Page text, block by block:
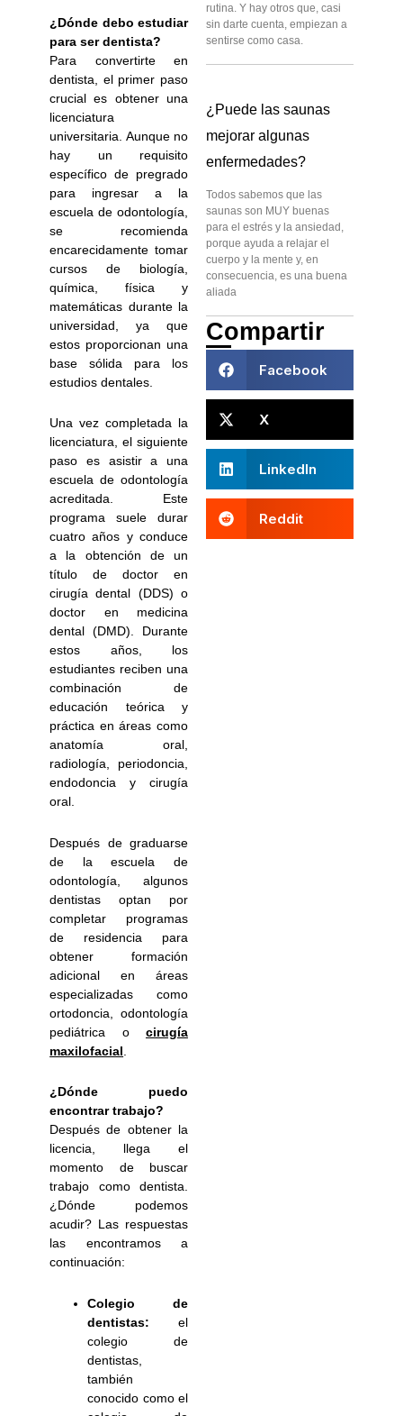
¿Dónde debo estudiar
para ser dentista?
Para convertirte en
dentista, el primer paso
crucial es obtener una
licenciatura
universitaria. Aunque no
hay un requisito
específico de pregrado
para ingresar a la
escuela de odontología,
se recomienda
encarecidamente tomar
cursos de biología,
química, física y
matemáticas durante la
universidad, ya que
estos proporcionan una
base sólida para los
estudios dentales.
Una vez completada la
licenciatura, el siguiente
paso es asistir a una
escuela de odontología
acreditada. Este
programa suele durar
cuatro años y conduce
a la obtención de un
título de doctor en
cirugía dental (DDS) o
doctor en medicina
dental (DMD). Durante
estos años, los
estudiantes reciben una
combinación de
educación teórica y
práctica en áreas como
anatomía oral,
radiología, periodoncia,
endodoncia y cirugía
oral.
Después de graduarse
de la escuela de
odontología, algunos
dentistas optan por
completar programas
de residencia para
obtener formación
adicional en áreas
especializadas como
ortodoncia, odontología
pediátrica o cirugía
maxilofacial
¿Dónde puedo
encontrar trabajo?
Después de obtener la
licencia, llega el
momento de buscar
trabajo como dentista.
¿Dónde podemos
acudir? Las respuestas
las encontramos a
continuación:
Colegio de
dentistas: el
colegio de
dentistas,
también
conocido como el
rutina. Y hay otros que, casi
sin darte cuenta, empiezan a
sentirse como casa.
¿Puede las saunas
mejorar algunas
enfermedades?
Todos sabemos que las
saunas son MUY buenas
para el estrés y la ansiedad,
porque ayuda a relajar el
cuerpo y la mente y, en
consecuencia, es una buena
aliada
Compartir
Facebook
X
LinkedIn
Reddit